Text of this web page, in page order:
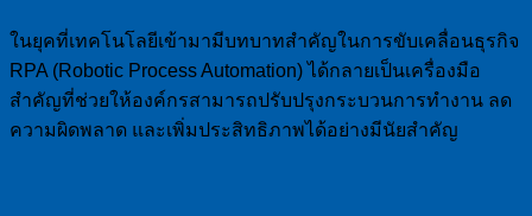
ในยุคที่เทคโนโลยีเข้ามามีบทบาทสำคัญในการขับเคลื่อนธุรกิจ
RPA (Robotic Process Automation) ได้กลายเป็นเครื่องมือ
สำคัญที่ช่วยให้องค์กรสามารถปรับปรุงกระบวนการทำงาน ลด
ความผิดพลาด และเพิ่มประสิทธิภาพได้อย่างมีนัยสำคัญ